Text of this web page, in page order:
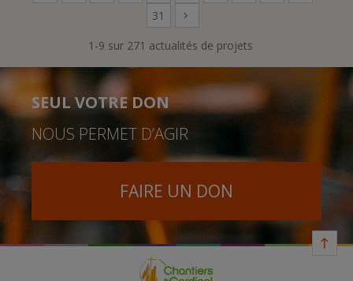
31
1-9 sur 271 actualités de projets
SEUL VOTRE DON
NOUS PERMET D’AGIR
FAIRE UN DON